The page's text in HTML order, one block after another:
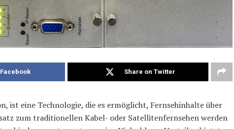
Share on Twitter
ist eine Technologie, die es ermöglicht, Fernsehinhalte über
zum traditionellen Kabel- oder Satellitenfernsehen werden